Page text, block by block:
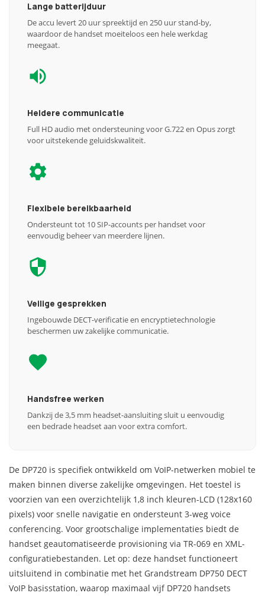
Lange batterijduur
De accu levert 20 uur spreektijd en 250 uur stand-by,
waardoor de handset moeiteloos een hele werkdag
meegaat.
Heldere communicatie
Full HD audio met ondersteuning voor G.722 en Opus zorgt
voor uitstekende geluidskwaliteit.
Flexibele bereikbaarheid
Ondersteunt tot 10 SIP-accounts per handset voor
eenvoudig beheer van meerdere lijnen.
Veilige gesprekken
Ingebouwde DECT-verificatie en encryptietechnologie
beschermen uw zakelijke communicatie.
Handsfree werken
Dankzij de 3,5 mm headset-aansluiting sluit u eenvoudig
een bedrade headset aan voor extra comfort.
De DP720 is specifiek ontwikkeld om VoIP-netwerken mobiel te
maken binnen diverse zakelijke omgevingen. Het toestel is
voorzien van een overzichtelijk 1,8 inch kleuren-LCD (128x160
pixels) voor snelle navigatie en ondersteunt 3-weg voice
conferencing. Voor grootschalige implementaties biedt de
handset geautomatiseerde provisioning via TR-069 en XML-
configuratiebestanden. Let op: deze handset functioneert
uitsluitend in combinatie met het Grandstream DP750 DECT
VoIP basisstation, waarop maximaal vijf DP720 handsets